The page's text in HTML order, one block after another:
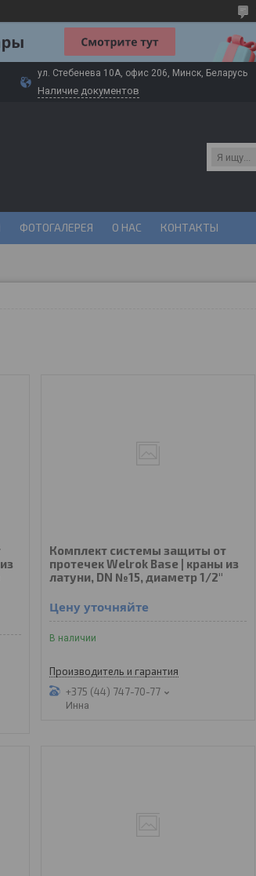
ул. Стебенева 10А, офис 206, Минск, Беларусь
Наличие документов
ФОТОГАЛЕРЕЯ О НАС КОНТАКТЫ
Комплект системы защиты от
протечек Welrok Base | краны из
латуни, DN №15, диаметр 1/2"
Цену уточняйте
В наличии
Производитель и гарантия
+375 (44) 747-70-77
Инна